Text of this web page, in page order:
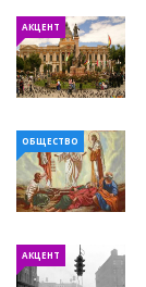
АКЦЕНТ
ОБЩЕСТВО
АКЦЕНТ